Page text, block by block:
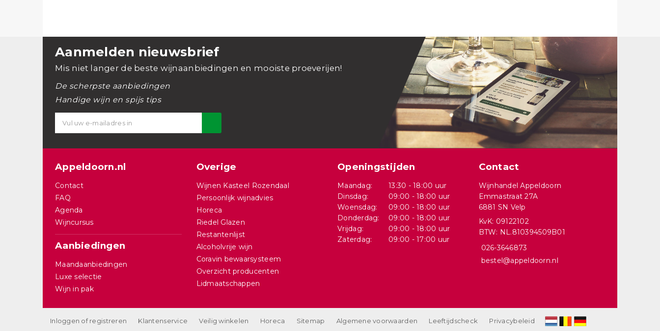
Aanmelden nieuwsbrief
Mis niet langer de beste wijnaanbiedingen en mooiste proeverijen!
De scherpste aanbiedingen
Handige wijn en spijs tips
Appeldoorn.nl
Contact
FAQ
Agenda
Wijncursus
Aanbiedingen
Maandaanbiedingen
Luxe selectie
Wijn in pak
Overige
Wijnen Kasteel Rozendaal
Persoonlijk wijnadvies
Horeca
Riedel Glazen
Restantenlijst
Alcoholvrije wijn
Coravin bewaarsysteem
Overzicht producenten
Lidmaatschappen
Openingstijden
Maandag:
13:30 - 18:00 uur
Dinsdag:
09:00 - 18:00 uur
Woensdag:
09:00 - 18:00 uur
Donderdag:
09:00 - 18:00 uur
Vrijdag:
09:00 - 18:00 uur
Zaterdag:
09:00 - 17:00 uur
Contact
Wijnhandel Appeldoorn
Emmastraat 27A
6881 SN Velp
KvK: 09122102
BTW: NL.810394509B01
026-3646873
bestel@appeldoorn.nl
Inloggen of registreren Klantenservice Veilig winkelen Horeca Sitemap Algemene voorwaarden Leeftijdscheck Privacybeleid